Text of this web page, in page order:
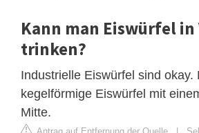
Kann man Eiswürfel
trinken?
Industrielle Eiswürfel sind okay.
kegelförmige Eiswürfel mit
Mitte.